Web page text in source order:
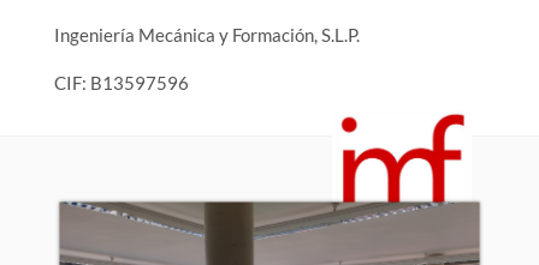
Ingeniería Mecánica y Formación, S.L.P.
CIF: B13597596